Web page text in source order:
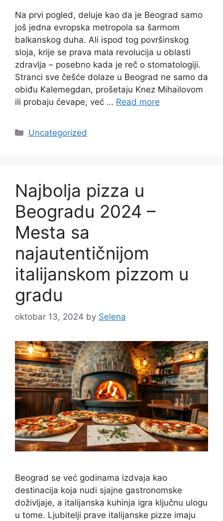
Na prvi pogled, deluje kao da je Beograd samo
još jedna evropska metropola sa šarmom
balkanskog duha. Ali ispod tog površinskog
sloja, krije se prava mala revolucija u oblasti
zdravlja – posebno kada je reč o stomatologiji.
Stranci sve češće dolaze u Beograd ne samo da
obiđu Kalemegdan, prošetaju Knez Mihailovom
ili probaju ćevape, već … Read more
Categories
Uncategorized
Najbolja pizza u
Beogradu 2024 –
Mesta sa
najautentičnijom
italijanskom pizzom u
gradu
oktobar 13, 2024 by Selena
Beograd se već godinama izdvaja kao
destinacija koja nudi sjajne gastronomske
doživljaje, a italijanska kuhinja igra ključnu ulogu
u tome. Ljubitelji prave italijanske pizze imaju